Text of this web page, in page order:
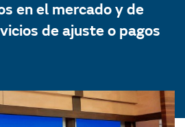
en el mercado y de
de ajuste o pagos